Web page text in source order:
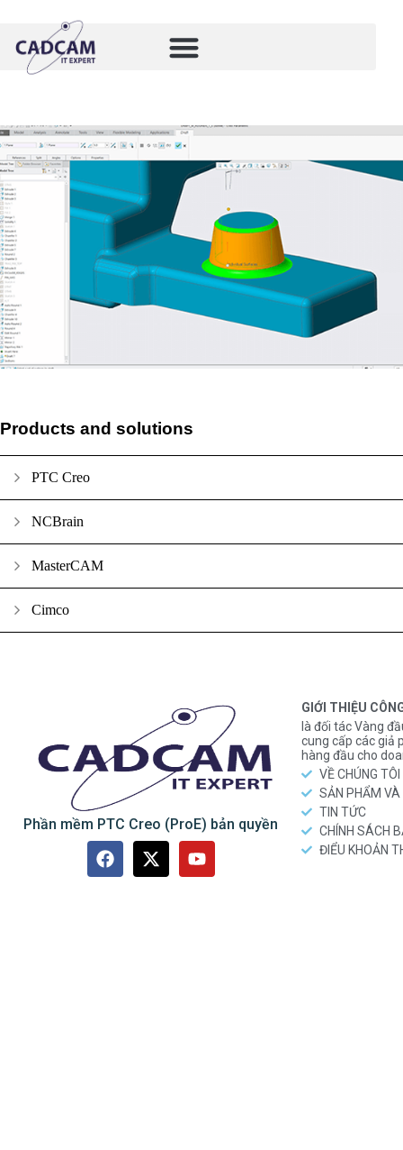
Products and solutions
PTC Creo
NCBrain
MasterCAM
Cimco
Phần mềm PTC Creo (ProE) bản quyền
GIỚI THIỆU
là đối tác Vàng
cung cấp các giả
hàng đầu cho
VỀ CHÚNG TÔI
SẢN PHẨM VÀ
TIN TỨC
CHÍNH SÁCH
ĐIỂU KHOẢN